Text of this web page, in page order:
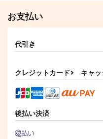
お支払い
代引き
クレジットカード キャ
後払い決済